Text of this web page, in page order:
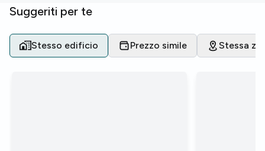
Suggeriti per te
Stesso edificio Prezzo simile Stessa